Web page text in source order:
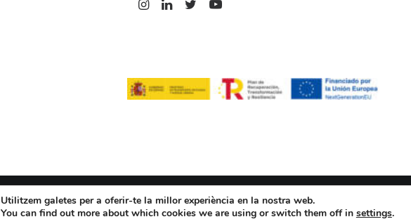
Utilitzem galetes per a oferir-te la millor experiència en la nostra web.
You can find out more about which cookies we are using or switch them off in settings.